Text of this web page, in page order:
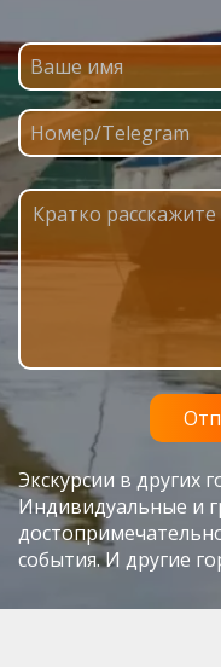
Экскурсии в других
Индивидуальные и
события. И другие